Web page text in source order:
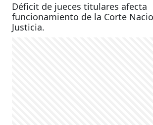
Déficit de jueces titulares afecta
funcionamiento de la Corte
Justicia.